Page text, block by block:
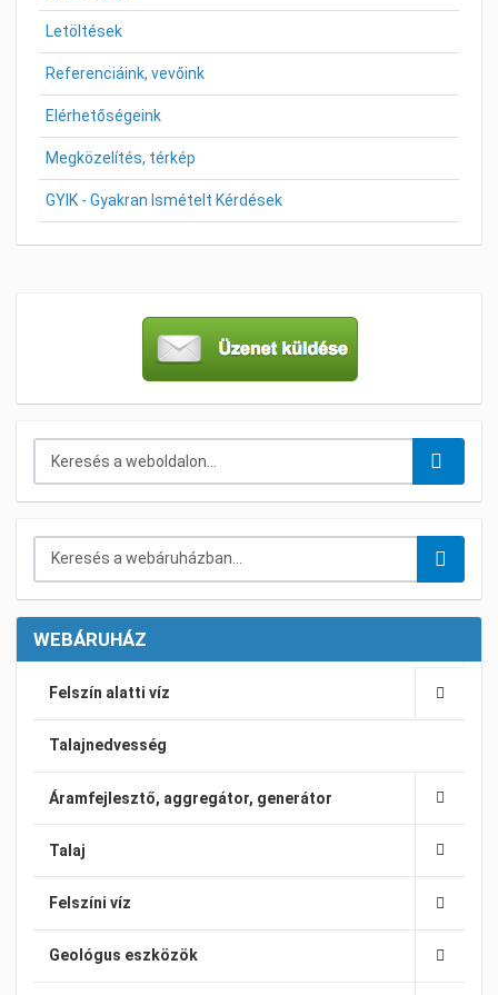
Letöltések
Referenciáink, vevőink
Elérhetőségeink
Megközelítés, térkép
GYIK - Gyakran Ismételt Kérdések
WEBÁRUHÁZ
Felszín alatti víz
Talajnedvesség
Áramfejlesztő, aggregátor, generátor
Talaj
Felszíni víz
Geológus eszközök